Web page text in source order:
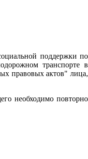
поддержки по
транспорте в
правовых актов" лица,
необходимо повторно